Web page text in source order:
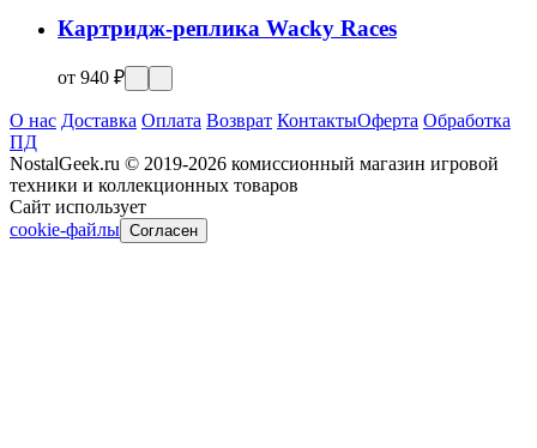
Картридж-реплика Wacky Races
от 940 ₽
О нас Доставка Оплата Возврат КонтактыОферта Обработка
ПД
NostalGeek.ru © 2019-2026 комиссионный магазин игровой
техники и коллекционных товаров
Сайт использует
cookie-файлы Согласен